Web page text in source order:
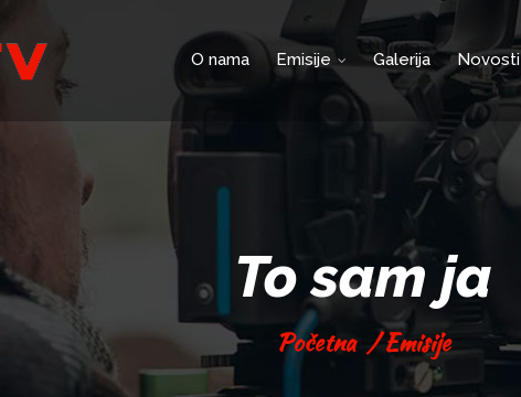
O nama Emisije Galerija Novosti
To sam ja
Početna/Emisije